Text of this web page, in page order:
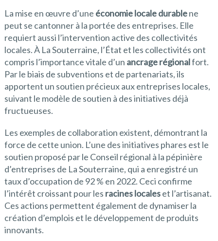
La mise en œuvre d’une économie locale durablene
peut se cantonner à la portée des entreprises. Elle
requiert aussi l’intervention active des collectivités
locales. À La Souterraine, l’État et les collectivités ont
compris l’importance vitale d’un ancrage régionalfort.
Par le biais de subventions et de partenariats, ils
apportent un soutien précieux aux entreprises locales,
suivant le modèle de soutien à des initiatives déjà
fructueuses.
Les exemples de collaboration existent, démontrant la
force de cette union. L’une des initiatives phares est le
soutien proposé par le Conseil régional à la pépinière
d’entreprises de La Souterraine, qui a enregistré un
taux d’occupation de 92 % en 2022. Ceci confirme
l’intérêt croissant pour les racines localeset l’artisanat.
Ces actions permettent également de dynamiser la
création d’emplois et le développement de produits
innovants.